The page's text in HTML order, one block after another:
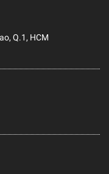
Q.1, HCM